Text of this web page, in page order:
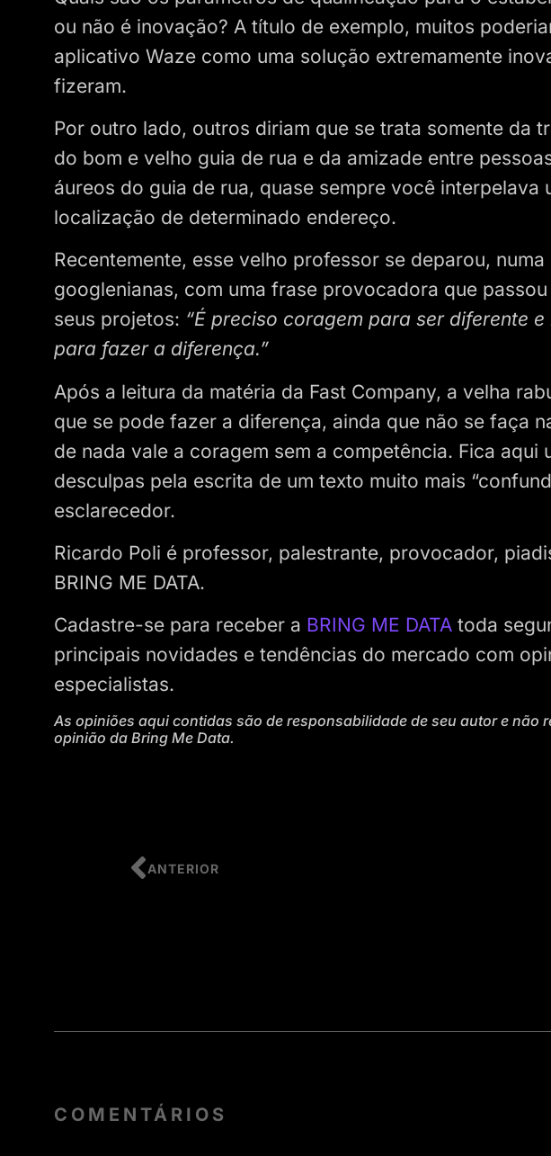
ou não é inovação? A título de exemplo, muitos
aplicativo Waze como uma solução extremamente
fizeram.
Por outro lado, outros diriam que se trata somente da
do bom e velho guia de rua e da amizade entre
áureos do guia de rua, quase sempre você interpelava
localização de determinado endereço.
Recentemente, esse velho professor se deparou,
googlenianas, com uma frase provocadora que
seus projetos: “É preciso coragem para ser diferente
para fazer a diferença.”
Após a leitura da matéria da Fast Company, a velha
que se pode fazer a diferença, ainda que não se faça
de nada vale a coragem sem a competência. Fica aqui
desculpas pela escrita de um texto muito mais
esclarecedor.
Ricardo Poli é professor, palestrante, provocador,
BRING ME DATA.
Cadastre-se para receber a BRING ME DATA toda
principais novidades e tendências do mercado com
especialistas.
As opiniões aqui contidas são de responsabilidade de seu autor e não
opinião da Bring Me Data.
ANTERIOR
COMENTÁRIOS